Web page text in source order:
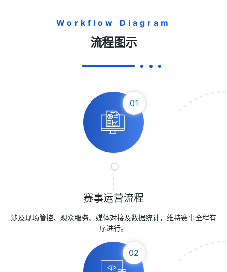
Workflow Diagram
流程图示
01
赛事运营流程
涉及现场管控、观众服务、媒体对接及数据统计，维持赛事全程有
序进行。
02